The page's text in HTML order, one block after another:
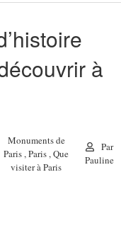
à
Monuments de
Paris,Paris,Que
visiter à Paris
Par
Pauline